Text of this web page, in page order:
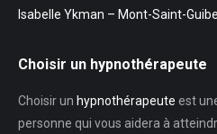
Isabelle Ykman – Mont-Saint-
Choisir un hypnothérapeute
Choisir un hypnothérapeute est
personne qui vous aidera à